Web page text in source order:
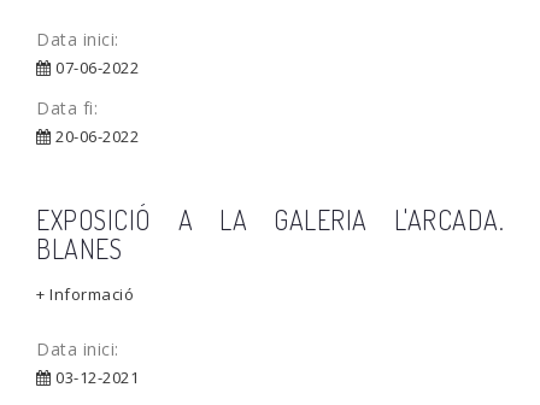
Data inici:
07-06-2022
Data fi:
20-06-2022
EXPOSICIÓ A LA GALERIA L'ARCADA.
BLANES
+ Informació
Data inici:
03-12-2021